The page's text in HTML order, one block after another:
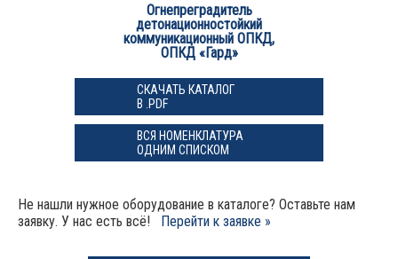
Огнепреградитель
детонационностойкий
коммуникационный ОПКД,
ОПКД «Гард»
СКАЧАТЬ КАТАЛОГ
В .PDF
ВСЯ НОМЕНКЛАТУРА
ОДНИМ СПИСКОМ
Не нашли нужное оборудование в каталоге? Оставьте нам
заявку. У нас есть всё! Перейти к заявке »